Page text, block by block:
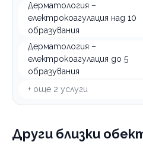
Дерматология –
електрокоагулация над 10
образувания
Дерматология –
електрокоагулация до 5
образувания
+ още 2 услуги
Други близки